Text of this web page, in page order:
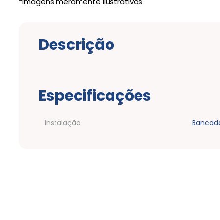
Descrição
Especificações
Instalação